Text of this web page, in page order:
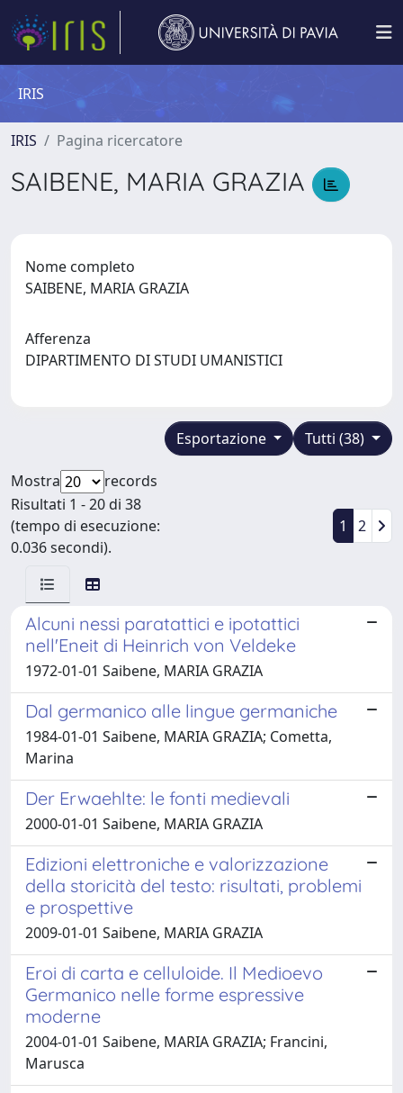
IRIS
IRIS Pagina ricercatore
SAIBENE, MARIA GRAZIA
Nome completo
SAIBENE, MARIA GRAZIA
Afferenza
DIPARTIMENTO DI STUDI UMANISTICI
Tutti (38)
Esportazione
Mostra
records
Risultati 1 - 20 di 38
(tempo di esecuzione:
0.036 secondi).
1 2
Alcuni nessi paratattici e ipotattici
nell'Eneit di Heinrich von Veldeke
1972-01-01 Saibene, MARIA GRAZIA
Dal germanico alle lingue germaniche
1984-01-01 Saibene, MARIA GRAZIA; Cometta,
Marina
Der Erwaehlte: le fonti medievali
2000-01-01 Saibene, MARIA GRAZIA
Edizioni elettroniche e valorizzazione
della storicità del testo: risultati, problemi
e prospettive
2009-01-01 Saibene, MARIA GRAZIA
Eroi di carta e celluloide. Il Medioevo
Germanico nelle forme espressive
moderne
2004-01-01 Saibene, MARIA GRAZIA; Francini,
Marusca